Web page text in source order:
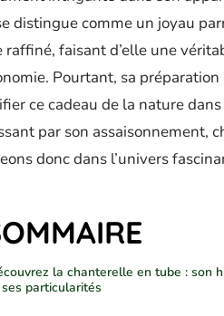
distingue comme un joyau
raffiné, faisant d’elle une
Pourtant, sa
ce cadeau de la nature
par son assaisonnement,
donc dans l’univers
la chanterelle en tube : son
particularités